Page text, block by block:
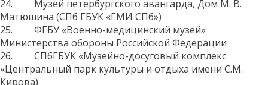
24. Музей петербургского авангарда, Дом М. В.
Матюшина (СПб ГБУК «ГМИ СПб»)
25. ФГБУ «Военно-медицинский музей»
Министерства обороны Российской Федерации
26. СПбГБУК «Музейно-досуговый комплекс
«Центральный парк культуры и отдыха имени С.М.
Кирова)